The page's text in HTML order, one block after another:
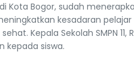
Kota Bogor, sudah
kesadaran
Kepala Sekolah SMPN
kepada siswa.